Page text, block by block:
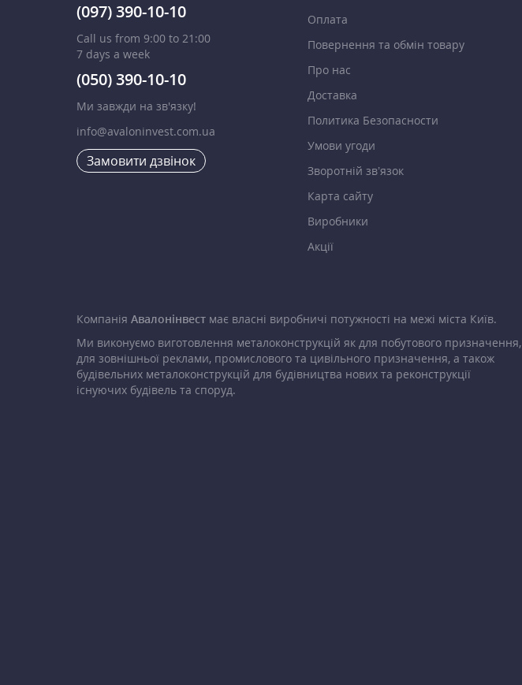
(097) 390-10-10
Call us from 9:00 to 21:00
7 days a week
(050) 390-10-10
Ми завжди на зв'язку!
info@avaloninvest.com.ua
Замовити дзвінок
Оплата
Повернення та обмін товару
Про нас
Доставка
Политика Безопасности
Умови угоди
Зворотній зв’язок
Карта сайту
Виробники
Акції
Компанія Авалонінвест має власні виробничі потужності на межі міста Київ.
Ми виконуємо виготовлення металоконструкцій як для побутового призначення,
для зовнішньої реклами, промислового та цивільного призначення, а також
будівельних металоконструкцій для будівництва нових та реконструкції
існуючих будівель та споруд.